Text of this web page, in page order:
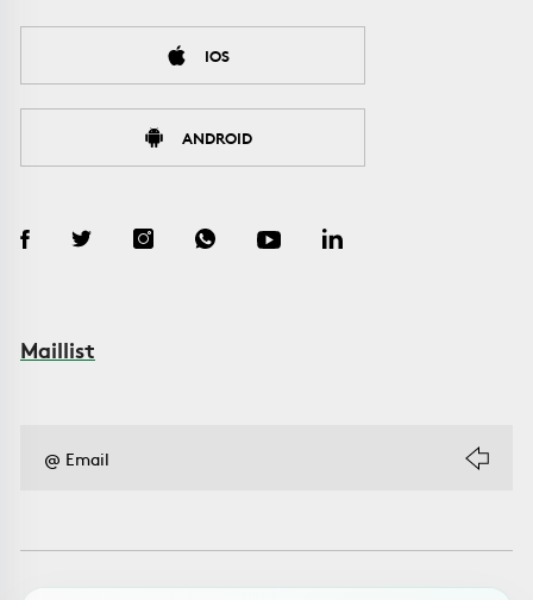
IOS
ANDROID
Maillist